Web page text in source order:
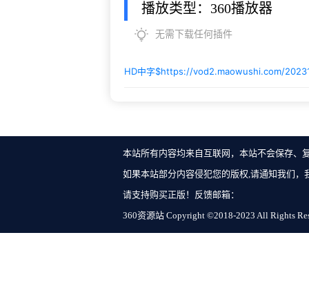
播放类型：360播放器
无需下载任何插件
HD中字$https://vod2.maowushi.com/
本站所有内容均来自互联网，本站不会保存、
如果本站部分内容侵犯您的版权,请通知我们
请支持购买正版！反馈邮箱：
360资源站 Copyright ©2018-2023 All Rights